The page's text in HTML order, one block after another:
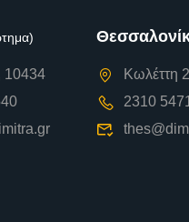
10434
Κωλέττη
2310